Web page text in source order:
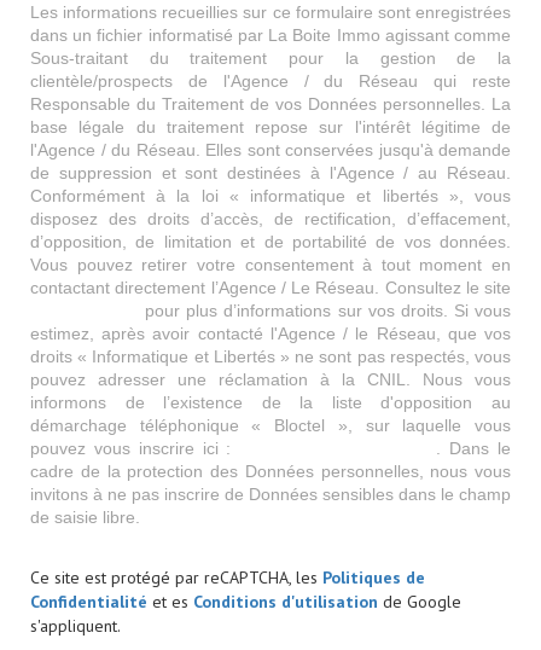
Les informations recueillies sur ce formulaire sont enregistrées
dans un fichier informatisé par La Boite Immo agissant comme
Sous-traitant du traitement pour la gestion de la
clientèle/prospects de l'Agence / du Réseau qui reste
Responsable du Traitement de vos Données personnelles. La
base légale du traitement repose sur l'intérêt légitime de
l'Agence / du Réseau. Elles sont conservées jusqu'à demande
de suppression et sont destinées à l'Agence / au Réseau.
Conformément à la loi « informatique et libertés », vous
disposez des droits d’accès, de rectification, d’effacement,
d’opposition, de limitation et de portabilité de vos données.
Vous pouvez retirer votre consentement à tout moment en
contactant directement l’Agence / Le Réseau. Consultez le site
pour plus d’informations sur vos droits. Si vous
estimez, après avoir contacté l'Agence / le Réseau, que vos
droits « Informatique et Libertés » ne sont pas respectés, vous
pouvez adresser une réclamation à la CNIL. Nous vous
informons de l’existence de la liste d'opposition au
démarchage téléphonique « Bloctel », sur laquelle vous
pouvez vous inscrire ici :
. Dans le
cadre de la protection des Données personnelles, nous vous
invitons à ne pas inscrire de Données sensibles dans le champ
de saisie libre.
Ce site est protégé par reCAPTCHA, les Politiques de
Confidentialité et es Conditions d'utilisation de Google
s'appliquent.